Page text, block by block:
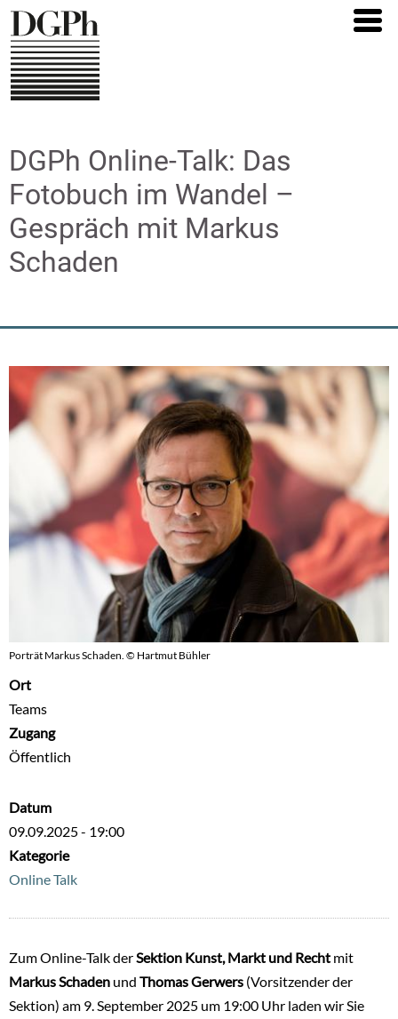
Direkt
zum
Inhalt
DGPh Online-Talk: Das
Fotobuch im Wandel –
Gespräch mit Markus
Schaden
Porträt Markus Schaden. © Hartmut Bühler
Ort
Teams
Zugang
Öffentlich
Datum
09.09.2025 - 19:00
Kategorie
Online Talk
Zum Online-Talk derSektion Kunst, Markt und Recht mit
Markus Schaden und Thomas Gerwers (Vorsitzender der
Sektion) am 9. September 2025 um 19:00 Uhr laden wir Sie